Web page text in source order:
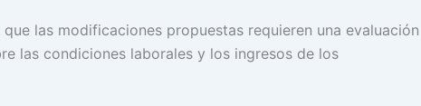
las modificaciones propuestas requieren una evaluación
las condiciones laborales y los ingresos de los